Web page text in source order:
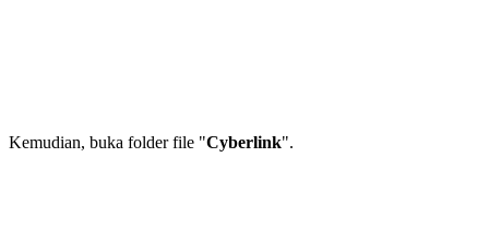
Kemudian, buka folder file "Cyberlink".